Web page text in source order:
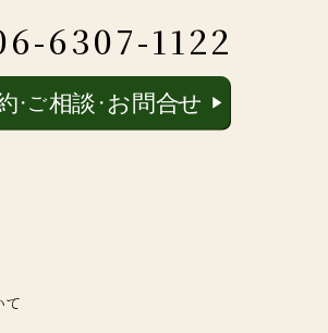
6307-1122
て